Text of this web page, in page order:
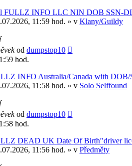
FULLZ INFO LLC NIN DOB SSN-
11:59 hod. » v Klany/Guildy
od dumpstop10
hod.
INFO Australia/Canada with
11:58 hod. » v Solo Selffound
od dumpstop10
hod.
DEAD UK Date Of Birth"driver
11:56 hod. » v Předměty